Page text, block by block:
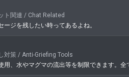
ト関連 / Chat Related
ジを残したい時ってあるよね。
対策 / Anti-Griefing Tools
、水やマグマの流出等を制限できます。全